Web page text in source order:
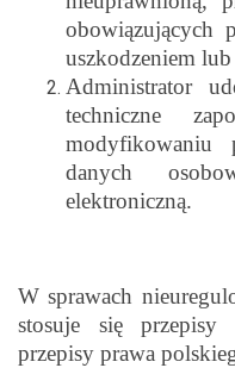
obowiązujących
uszkodzeniem
Administrator
techniczne
modyfikowaniu
danych
elektroniczną.
W sprawach
stosuje się przepisy
przepisy prawa